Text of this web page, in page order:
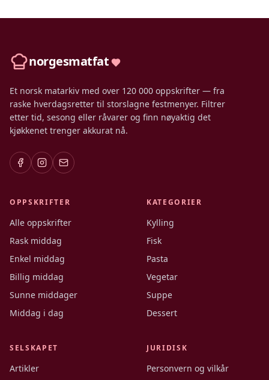
norgesmatfat
Et norsk matarkiv med over 120 000 oppskrifter — fra
raske hverdagsretter til storslagne festmenyer. Filtrer
etter tid, sesong eller råvarer og finn nøyaktig det
kjøkkenet trenger akkurat nå.
OPPSKRIFTER
Alle oppskrifter
Rask middag
Enkel middag
Billig middag
Sunne middager
Middag i dag
KATEGORIER
Kylling
Fisk
Pasta
Vegetar
Suppe
Dessert
SELSKAPET
Artikler
JURIDISK
Personvern og vilkår